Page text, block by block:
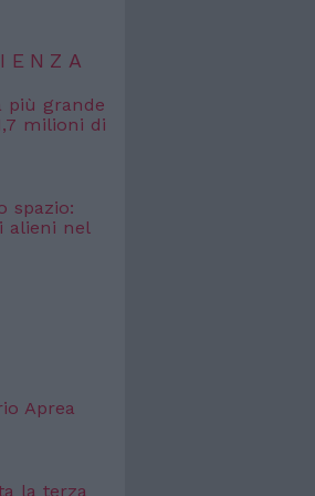
più grande
milioni di
spazio:
alieni nel
Aprea
la terza